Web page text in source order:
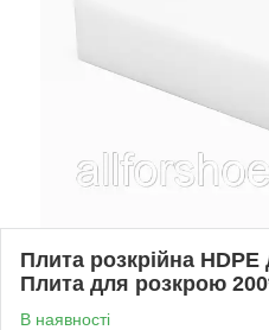
Плита розкрійна
Плита для розкрою
В наявності